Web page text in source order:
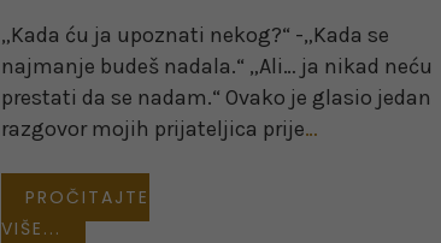
„Kada ću ja upoznati nekog?“ -„Kada se
najmanje budeš nadala.“ „Ali… ja nikad neću
prestati da se nadam.“ Ovako je glasio jedan
razgovor mojih prijateljica prije…
PROČITAJTE
VIŠE...